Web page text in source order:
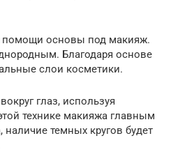
основы под макияж.
Благодаря основе
слои косметики.
глаз, используя
технике макияжа главным
наличие темных кругов будет